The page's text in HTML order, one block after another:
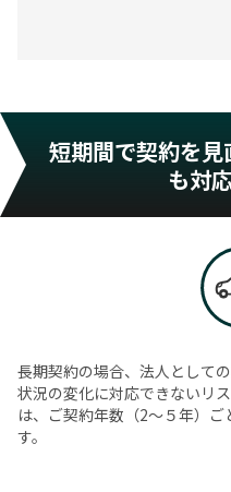
短期間で契約を
も対
長期契約の場合、法人として
状況の変化に対応できないリ
は、ご契約年数（2〜５年）
す。